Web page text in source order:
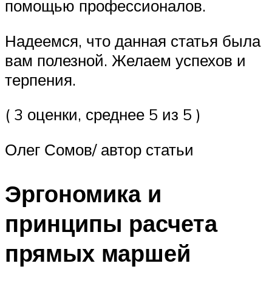
помощью профессионалов.
Надеемся, что данная статья была
вам полезной. Желаем успехов и
терпения.
( 3 оценки, среднее 5 из 5 )
Олег Сомов/ автор статьи
Эргономика и
принципы расчета
прямых маршей